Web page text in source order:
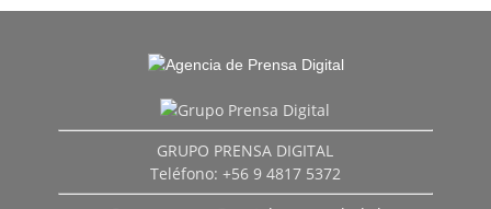
GRUPO PRENSA DIGITAL
Teléfono: +56 9 4817 5372